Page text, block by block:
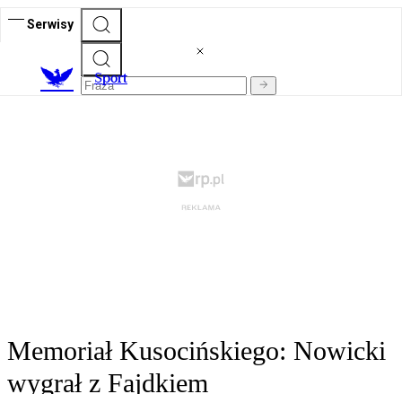
Serwisy
Sport
Memoriał Kusocińskiego: Nowicki
wygrał z Fajdkiem